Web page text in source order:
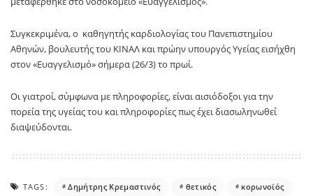
Συγκεκριμένα, ο καθηγητής καρδιολογίας του Πανεπιστημίου
Αθηνών, βουλευτής του ΚΙΝΑΛ και πρώην υπουργός Υγείας εισήχθη
στον «Ευαγγελισμό» σήμερα (26/3) το πρωί.
Οι γιατροί, σύμφωνα με πληροφορίες, είναι αισιόδοξοι για την
πορεία της υγείας του και πληροφορίες πως έχει διασωληνωθεί
διαψεύδονται.
TAGS: Δημήτρης Κρεμαστινός θετικός κορωνοϊός